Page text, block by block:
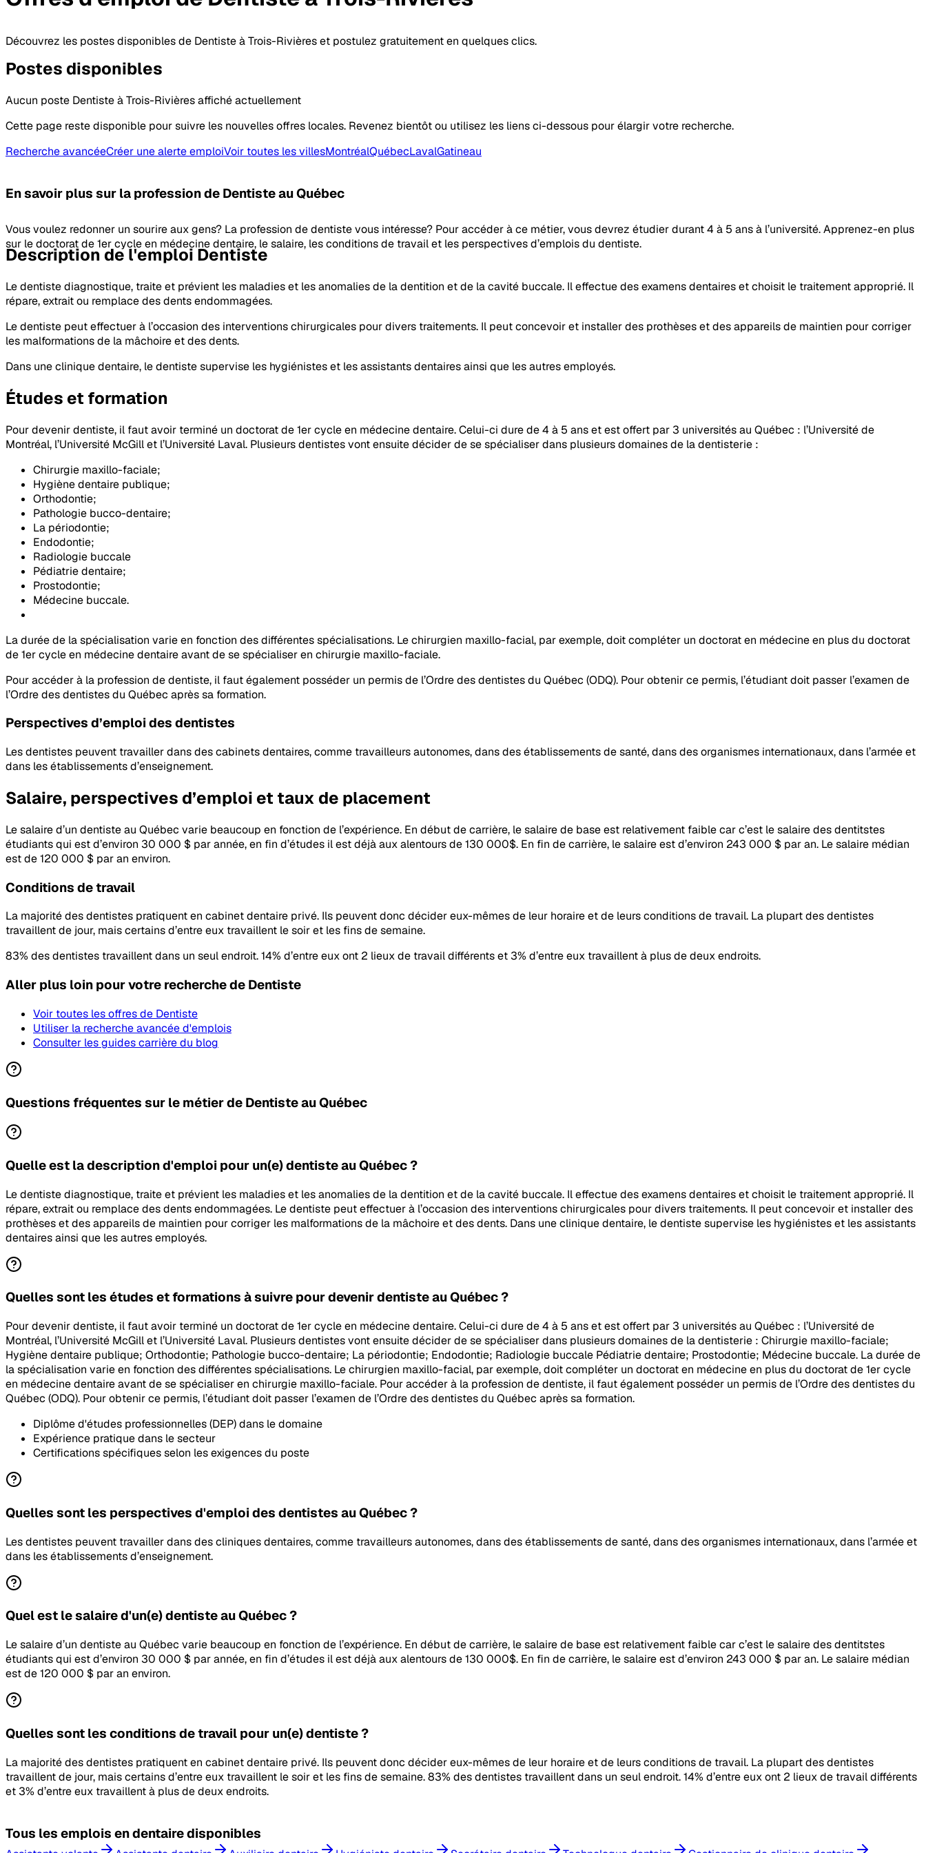
Découvrez les postes disponibles de Dentiste à Trois-Rivières et postulez gratuitement en quelques clics.
Postes disponibles
Aucun poste Dentiste à Trois-Rivières affiché actuellement
Cette page reste disponible pour suivre les nouvelles offres locales. Revenez bientôt ou utilisez les liens ci-dessous pour élargir votre recherche.
Recherche avancéeCréer une alerte emploiVoir toutes les villesMontréalQuébecLavalGatineau
En savoir plus sur la professionde Dentisteau Québec
Vous voulez redonner un sourire aux gens? La profession de dentiste vous intéresse? Pour accéder à ce métier, vous devrez étudier durant 4 à 5 ans à l’université. Apprenez-en plus
sur le doctorat de 1er cycle en médecine dentaire, le salaire, les conditions de travail et les perspectives d’emplois du dentiste.
Description de l'emploi Dentiste
Le dentiste diagnostique, traite et prévient les maladies et les anomalies de la dentition et de la cavité buccale. Il effectue des examens dentaires et choisit le traitement approprié. Il
répare, extrait ou remplace des dents endommagées.
Le dentiste peut effectuer à l’occasion des interventions chirurgicales pour divers traitements. Il peut concevoir et installer des prothèses et des appareils de maintien pour corriger
les malformations de la mâchoire et des dents.
Dans une clinique dentaire, le dentiste supervise les hygiénistes et les assistants dentaires ainsi que les autres employés.
Études et formation
Pour devenir dentiste, il faut avoir terminé un doctorat de 1er cycle en médecine dentaire. Celui-ci dure de 4 à 5 ans et est offert par 3 universités au Québec : l’Université de
Montréal, l’Université McGill et l’Université Laval. Plusieurs dentistes vont ensuite décider de se spécialiser dans plusieurs domaines de la dentisterie :
Chirurgie maxillo-faciale;
Hygiène dentaire publique;
Orthodontie;
Pathologie bucco-dentaire;
La périodontie;
Endodontie;
Radiologie buccale
Pédiatrie dentaire;
Prostodontie;
Médecine buccale.
La durée de la spécialisation varie en fonction des différentes spécialisations. Le chirurgien maxillo-facial, par exemple, doit compléter un doctorat en médecine en plus du doctorat
de 1er cycle en médecine dentaire avant de se spécialiser en chirurgie maxillo-faciale.
Pour accéder à la profession de dentiste, il faut également posséder un permis de l’Ordre des dentistes du Québec (ODQ). Pour obtenir ce permis, l’étudiant doit passer l’examen de
l’Ordre des dentistes du Québec après sa formation.
Perspectives d’emploi des dentistes
Les dentistes peuvent travailler dans des cabinets dentaires, comme travailleurs autonomes, dans des établissements de santé, dans des organismes internationaux, dans l’armée et
dans les établissements d’enseignement.
Salaire, perspectives d’emploi et taux de placement
Le salaire d’un dentiste au Québec varie beaucoup en fonction de l’expérience. En début de carrière, le salaire de base est relativement faible car c’est le salaire des dentitstes
étudiants qui est d’environ 30 000 $ par année, en fin d’études il est déjà aux alentours de 130 000$. En fin de carrière, le salaire est d’environ 243 000 $ par an. Le salaire médian
est de 120 000 $ par an environ.
Conditions de travail
La majorité des dentistes pratiquent en cabinet dentaire privé. Ils peuvent donc décider eux-mêmes de leur horaire et de leurs conditions de travail. La plupart des dentistes
travaillent de jour, mais certains d’entre eux travaillent le soir et les fins de semaine.
83% des dentistes travaillent dans un seul endroit. 14% d’entre eux ont 2 lieux de travail différents et 3% d’entre eux travaillent à plus de deux endroits.
Aller plus loin pour votre recherchede Dentiste
Voir toutes les offresde Dentiste
Utiliser la recherche avancée d'emplois
Consulter les guides carrière du blog
Questions fréquentes sur le métier de Dentiste au Québec
Quelle est la description d'emploi pour un(e) dentiste au Québec ?
Le dentiste diagnostique, traite et prévient les maladies et les anomalies de la dentition et de la cavité buccale. Il effectue des examens dentaires et choisit le traitement approprié. Il
répare, extrait ou remplace des dents endommagées. Le dentiste peut effectuer à l’occasion des interventions chirurgicales pour divers traitements. Il peut concevoir et installer des
prothèses et des appareils de maintien pour corriger les malformations de la mâchoire et des dents. Dans une clinique dentaire, le dentiste supervise les hygiénistes et les assistants
dentaires ainsi que les autres employés.
Quelles sont les études et formations à suivre pour devenir dentiste au Québec ?
Pour devenir dentiste, il faut avoir terminé un doctorat de 1er cycle en médecine dentaire. Celui-ci dure de 4 à 5 ans et est offert par 3 universités au Québec : l’Université de
Montréal, l’Université McGill et l’Université Laval. Plusieurs dentistes vont ensuite décider de se spécialiser dans plusieurs domaines de la dentisterie : Chirurgie maxillo-faciale;
Hygiène dentaire publique; Orthodontie; Pathologie bucco-dentaire; La périodontie; Endodontie; Radiologie buccale Pédiatrie dentaire; Prostodontie; Médecine buccale. La durée de
la spécialisation varie en fonction des différentes spécialisations. Le chirurgien maxillo-facial, par exemple, doit compléter un doctorat en médecine en plus du doctorat de 1er cycle
en médecine dentaire avant de se spécialiser en chirurgie maxillo-faciale. Pour accéder à la profession de dentiste, il faut également posséder un permis de l’Ordre des dentistes du
Québec (ODQ). Pour obtenir ce permis, l’étudiant doit passer l’examen de l’Ordre des dentistes du Québec après sa formation.
Diplôme d'études professionnelles (DEP) dans le domaine
Expérience pratique dans le secteur
Certifications spécifiques selon les exigences du poste
Quelles sont les perspectives d'emploi des dentistes au Québec ?
Les dentistes peuvent travailler dans des cliniques dentaires, comme travailleurs autonomes, dans des établissements de santé, dans des organismes internationaux, dans l’armée et
dans les établissements d’enseignement.
Quel est le salaire d'un(e) dentiste au Québec ?
Le salaire d’un dentiste au Québec varie beaucoup en fonction de l’expérience. En début de carrière, le salaire de base est relativement faible car c’est le salaire des dentitstes
étudiants qui est d’environ 30 000 $ par année, en fin d’études il est déjà aux alentours de 130 000$. En fin de carrière, le salaire est d’environ 243 000 $ par an. Le salaire médian
est de 120 000 $ par an environ.
Quelles sont les conditions de travail pour un(e) dentiste ?
La majorité des dentistes pratiquent en cabinet dentaire privé. Ils peuvent donc décider eux-mêmes de leur horaire et de leurs conditions de travail. La plupart des dentistes
travaillent de jour, mais certains d’entre eux travaillent le soir et les fins de semaine. 83% des dentistes travaillent dans un seul endroit. 14% d’entre eux ont 2 lieux de travail différents
et 3% d’entre eux travaillent à plus de deux endroits.
Tous les emplois en dentairedisponibles